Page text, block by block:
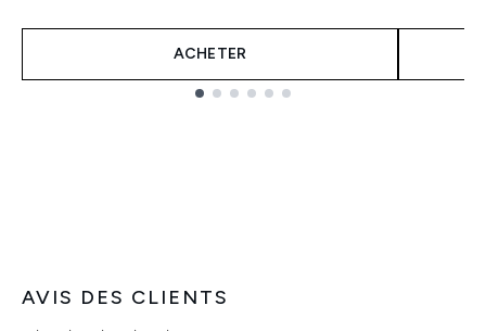
ACHETER
AVIS DES CLIENTS